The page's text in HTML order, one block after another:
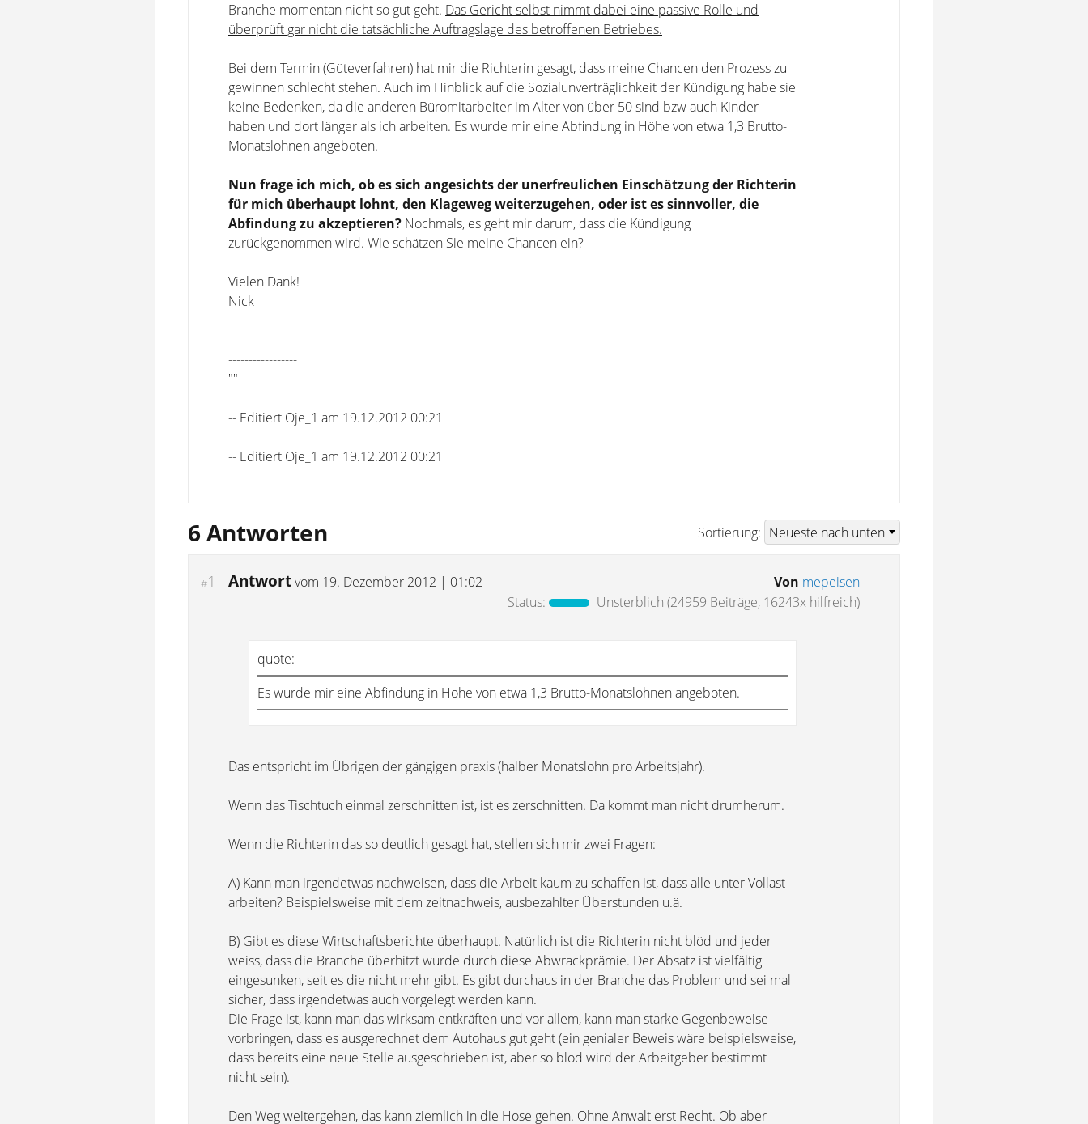
Branche momentan nicht so gut geht. Das Gericht selbst nimmt dabei eine passive Rolle und
überprüft gar nicht die tatsächliche Auftragslage des betroffenen Betriebes.
Bei dem Termin (Güteverfahren) hat mir die Richterin gesagt, dass meine Chancen den Prozess zu
gewinnen schlecht stehen. Auch im Hinblick auf die Sozialunverträglichkeit der Kündigung habe sie
keine Bedenken, da die anderen Büromitarbeiter im Alter von über 50 sind bzw auch Kinder
haben und dort länger als ich arbeiten. Es wurde mir eine Abfindung in Höhe von etwa 1,3 Brutto-
Monatslöhnen angeboten.
Nun frage ich mich, ob es sich angesichts der unerfreulichen Einschätzung der Richterin
für mich überhaupt lohnt, den Klageweg weiterzugehen, oder ist es sinnvoller, die
Abfindung zu akzeptieren? Nochmals, es geht mir darum, dass die Kündigung
zurückgenommen wird. Wie schätzen Sie meine Chancen ein?
Vielen Dank!
Nick
-----------------
""
-- Editiert Oje_1 am 19.12.2012 00:21
-- Editiert Oje_1 am 19.12.2012 00:21
6 Antworten Sortierung:
#1 Antwortvom 19. Dezember 2012 | 01:02 Von mepeisen
Status:
Unsterblich (24959 Beiträge, 16243x hilfreich)
quote:
Es wurde mir eine Abfindung in Höhe von etwa 1,3 Brutto-Monatslöhnen angeboten.
Das entspricht im Übrigen der gängigen praxis (halber Monatslohn pro Arbeitsjahr).
Wenn das Tischtuch einmal zerschnitten ist, ist es zerschnitten. Da kommt man nicht drumherum.
Wenn die Richterin das so deutlich gesagt hat, stellen sich mir zwei Fragen:
A) Kann man irgendetwas nachweisen, dass die Arbeit kaum zu schaffen ist, dass alle unter Vollast
arbeiten? Beispielsweise mit dem zeitnachweis, ausbezahlter Überstunden u.ä.
B) Gibt es diese Wirtschaftsberichte überhaupt. Natürlich ist die Richterin nicht blöd und jeder
weiss, dass die Branche überhitzt wurde durch diese Abwrackprämie. Der Absatz ist vielfältig
eingesunken, seit es die nicht mehr gibt. Es gibt durchaus in der Branche das Problem und sei mal
sicher, dass irgendetwas auch vorgelegt werden kann.
Die Frage ist, kann man das wirksam entkräften und vor allem, kann man starke Gegenbeweise
vorbringen, dass es ausgerechnet dem Autohaus gut geht (ein genialer Beweis wäre beispielsweise,
dass bereits eine neue Stelle ausgeschrieben ist, aber so blöd wird der Arbeitgeber bestimmt
nicht sein).
Den Weg weitergehen, das kann ziemlich in die Hose gehen. Ohne Anwalt erst Recht. Ob aber